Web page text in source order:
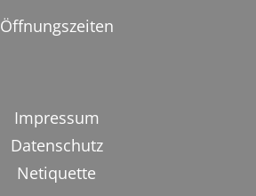
Öffnungszeiten
Impressum
Datenschutz
Netiquette